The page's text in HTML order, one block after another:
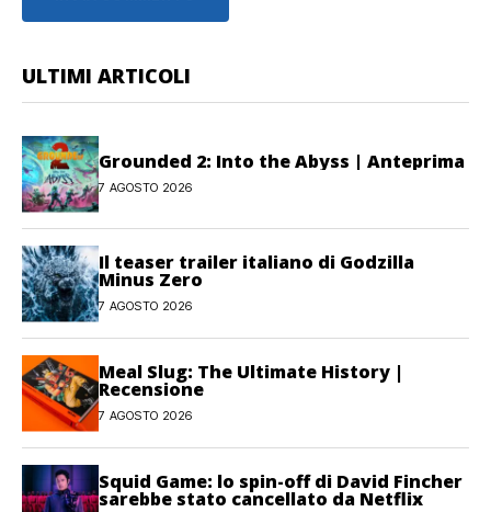
ULTIMI ARTICOLI
Grounded 2: Into the Abyss | Anteprima
7 AGOSTO 2026
Il teaser trailer italiano di Godzilla
Minus Zero
7 AGOSTO 2026
Meal Slug: The Ultimate History |
Recensione
7 AGOSTO 2026
Squid Game: lo spin-off di David Fincher
sarebbe stato cancellato da Netflix